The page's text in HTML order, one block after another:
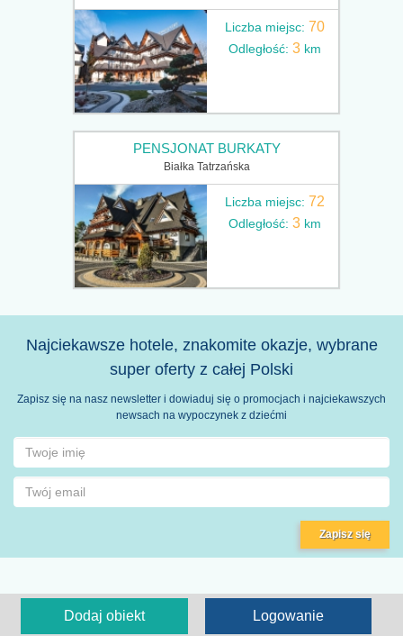
Liczba miejsc: 70
Odległość:3 km
PENSJONAT BURKATY
Białka Tatrzańska
Liczba miejsc: 72
Odległość:3 km
Najciekawsze hotele, znakomite okazje, wybrane
super oferty z całej Polski
Zapisz się na nasz newsletter i dowiaduj się o promocjach i najciekawszych
newsach na wypoczynek z dziećmi
Zapisz się
Dodaj obiekt Logowanie